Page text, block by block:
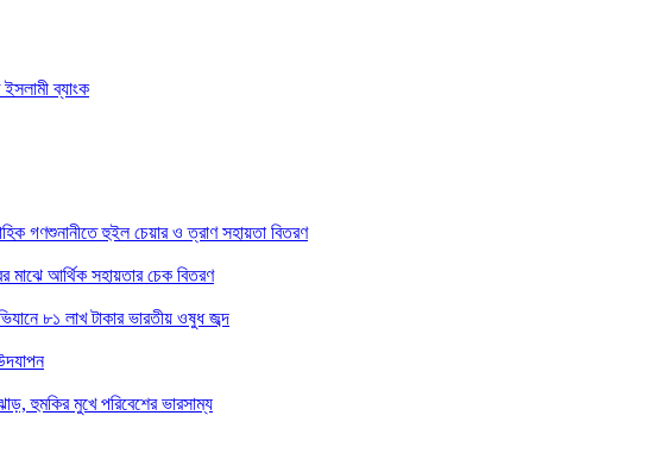
ব্যাংক
গণশুনানীতে হুইল চেয়ার ও ত্রাণ সহায়তা বিতরণ
মাঝে আর্থিক সহায়তার চেক বিতরণ
৮১ লাখ টাকার ভারতীয় ওষুধ জব্দ
হুমকির মুখে পরিবেশের ভারসাম্য